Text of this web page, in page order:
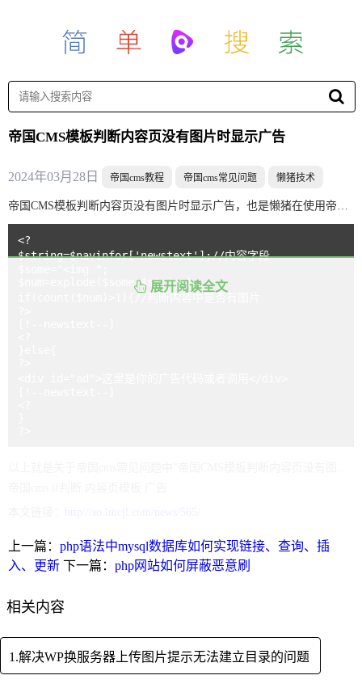
帝国CMS模板判断内容页没有图片时显示广告
2024年03月28日 帝国cms教程 帝国cms常见问题 懒猪技术
帝国CMS模板判断内容页没有图片时显示广告，也是懒猪在使用帝国cms程序过程中经常会遇到的。下面是懒猪模板网整理的关于本篇内容在“帝国cms调用教程”中的解决方案和思路，方便新手站长们在利用帝国cms建网站的时候，可以少走一些弯路。
<?
$string=$navinfor['newstext'];//内容字段
$num=explode($some,$string);
if(count($num)>1){//判断内容中是否有图片
展开阅读全文
上一篇： php语法中mysql数据库如何实现链接、查询、插
入、更新 下一篇： php网站如何屏蔽恶意刷
相关内容
1.解决WP换服务器上传图片提示无法建立目录的问题